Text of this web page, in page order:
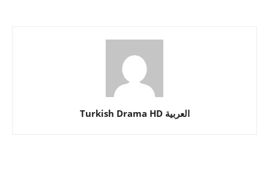
Turkish Drama HD العربية